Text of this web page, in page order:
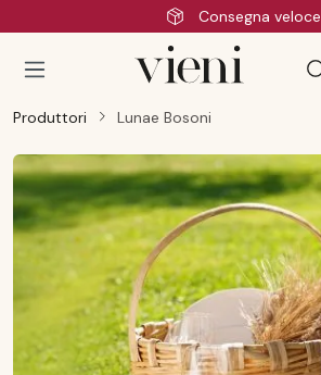
Passa al contenuto principaleConsegna veloce
Produttori Lunae Bosoni